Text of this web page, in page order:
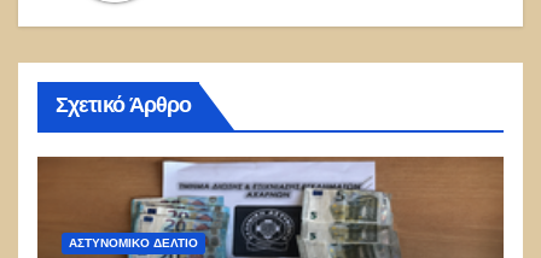
Σχετικό Άρθρο
ΑΣΤΥΝΟΜΙΚΌ ΔΕΛΤΊΟ